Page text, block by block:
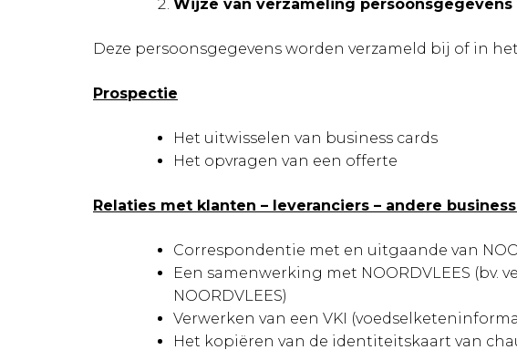
Wijze van verzameling persoonsgegevens
Deze persoonsgegevens worden verzameld bij of in
Prospectie
Het uitwisselen van business cards
Het opvragen van een offerte
Relaties met klanten – leveranciers – andere
Correspondentie met en uitgaande van
Een samenwerking met NOORDVLEES (bv.
NOORDVLEES)
Verwerken van een VKI
Het kopiëren van de identiteitskaart van